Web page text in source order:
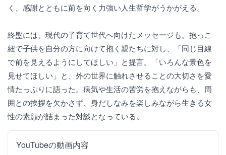
く、感謝とともに前を向く力強い人生哲学がうかがえる。
終盤には、現代の子育て世代へ向けたメッセージも。抱っこ
紐で子供を自分の方に向けて抱く親たちに対し、「同じ目線
で前を見えるようにしてほしい」と提言。「いろんな景色を
見せてほしい」と、外の世界に触れさせることの大切さを愛
情たっぷりに語った。病気や生活の苦労を抱えながらも、周
囲との挨拶を欠かさず、身だしなみを楽しみながら生きる女
性の素顔が詰まった対談となっている。
YouTubeの動画内容